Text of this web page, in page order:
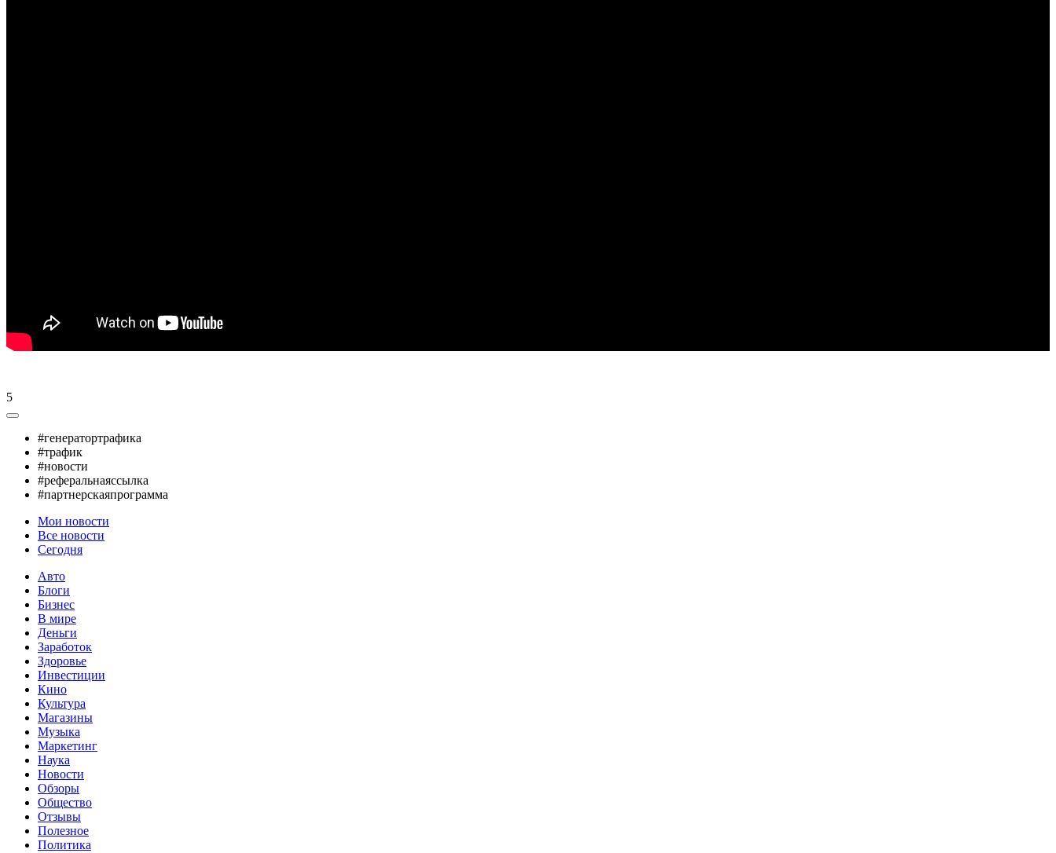
5
#генератортрафика
#трафик
#новости
#реферальнаяссылка
#партнерскаяпрограмма
Мои новости
Все новости
Сегодня
Авто
Блоги
Бизнес
В мире
Деньги
Заработок
Здоровье
Инвестиции
Кино
Культура
Магазины
Музыка
Маркетинг
Наука
Новости
Обзоры
Общество
Отзывы
Полезное
Политика